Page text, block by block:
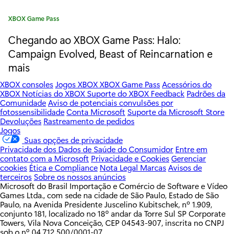
b
o
r
n
e
B
a
s
s
m
C
t
e
o
r
i
a
:
XBOX Game Pass
Chegando ao XBOX Game Pass: Halo:
Campaign Evolved, Beast of Reincarnation e
mais
XBOX consolesJogos XBOXXBOX Game PassAcessórios do
XBOX Notícias do XBOX Suporte do XBOX Feedback Padrões da
ComunidadeAviso de potenciais convulsões por
fotossensibilidadeConta Microsoft Suporte da Microsoft Store
Devoluções Rastreamento de pedidos
Jogos
Suas opções de privacidade
Privacidade dos Dados de Saúde do Consumidor Entre em
contato com a Microsoft Privacidade e CookiesGerenciar
cookies Ética e Compliance Nota Legal MarcasAvisos de
terceiros Sobre os nossos anúncios
Microsoft do Brasil Importação e Comércio de Software e Vídeo
Games Ltda., com sede na cidade de São Paulo, Estado de São
Paulo, na Avenida Presidente Juscelino Kubitschek, nº 1.909,
conjunto 181, localizado no 18º andar da Torre Sul SP Corporate
Towers, Vila Nova Conceição, CEP 04543-907, inscrita no CNPJ
sob o nº 04.712.500/0001-07.